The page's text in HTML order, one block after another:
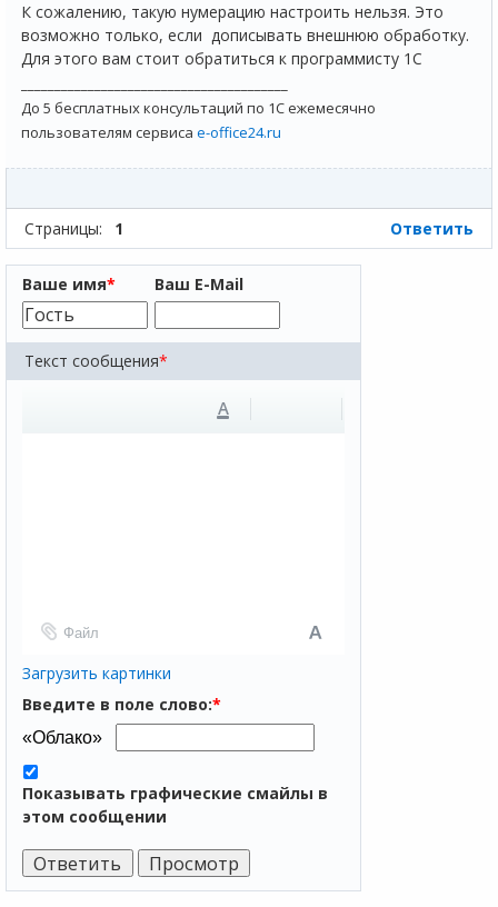
К сожалению, такую нумерацию настроить нельзя. Это
возможно только, если дописывать внешнюю обработку.
Для этого вам стоит обратиться к программисту 1С
До 5 бесплатных консультаций по 1С ежемесячно
пользователям сервиса e-office24.ru
Страницы: 1 Ответить
Ваше имя* Ваш E-Mail
Текст сообщения*
A
Файл
Загрузить картинки
Введите в поле слово:*
Показывать графические смайлы в
этом сообщении